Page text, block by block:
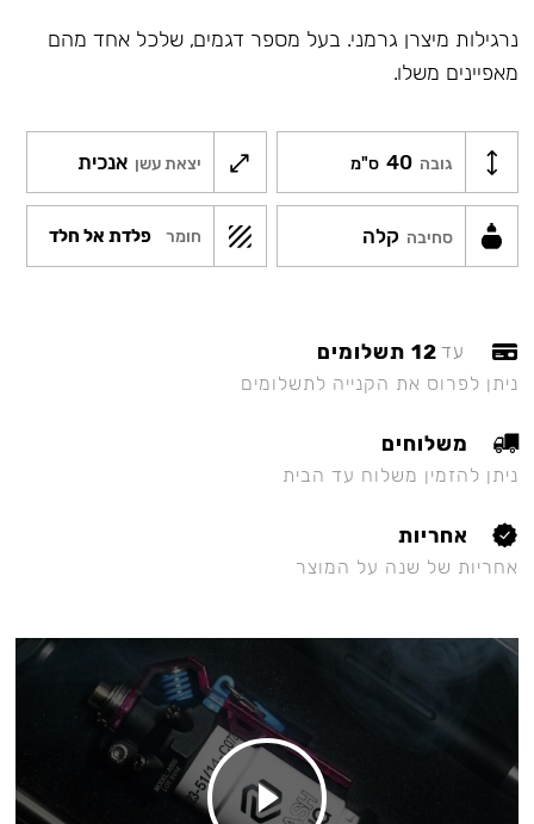
נרגילות מיצרן גרמני. בעל מספר דגמים, שלכל אחד מהם
מאפיינים משלו.
גובה 40 ס"מ יצאת עשן אנכית
סחיבה קלה חומר פלדת אל חלד
עד 12 תשלומים
ניתן לפרוס את הקנייה לתשלומים
משלוחים
ניתן להזמין משלוח עד הבית
אחריות
אחריות של שנה על המוצר